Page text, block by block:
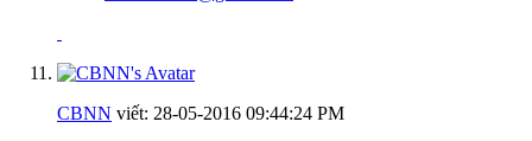
CBNN viết: 28-05-2016 09:44:24 PM